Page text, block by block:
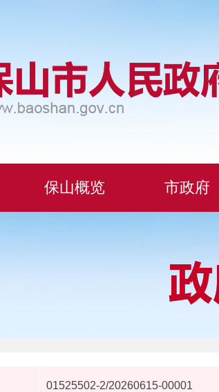
保山概览 市政府
01525502-2/20260615-00001